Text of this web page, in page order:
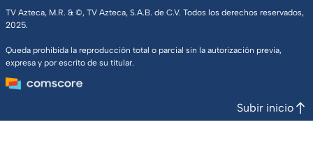
TV Azteca, M.R. & ©, TV Azteca, S.A.B. de C.V. Todos los derechos reservados,
2025.
Queda prohibida la reproducción total o parcial sin la autorización previa,
expresa y por escrito de su titular.
Subir inicio